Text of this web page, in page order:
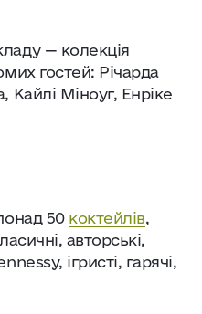
— колекція
гостей: Річарда
Кайлі Міноуг, Енріке
50 коктейлів,
авторські,
ігристі, гарячі,